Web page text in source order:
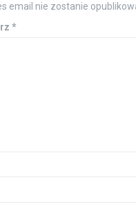
email nie zostanie
*